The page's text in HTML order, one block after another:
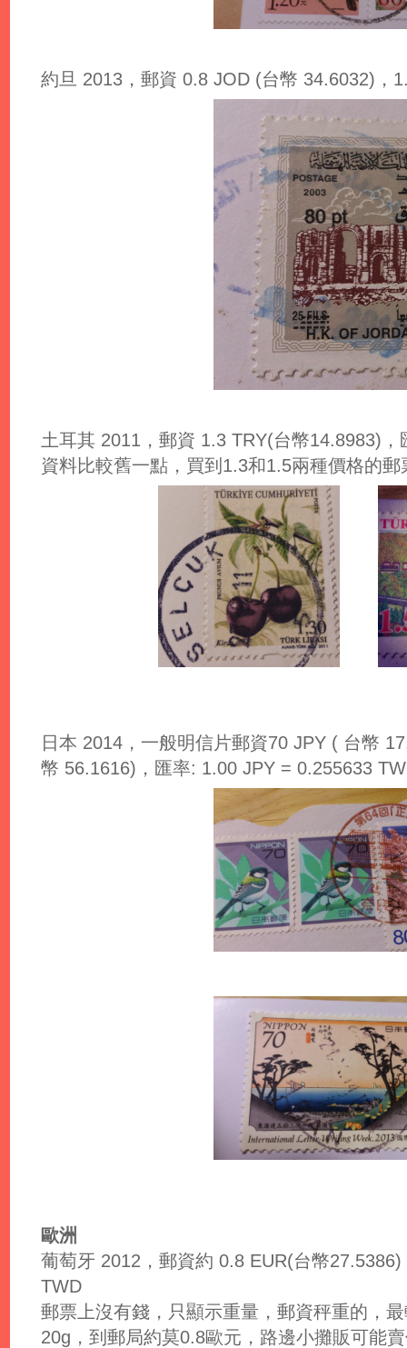
約旦 2013，郵資 0.8 JOD (台幣 34.6032)，
土耳其 2011，郵資 1.3 TRY(台幣14.8983)
資料比較舊一點，買到1.3和1.5兩種價格的郵
日本 2014，一般明信片郵資70 JPY ( 台幣
幣 56.1616)，匯率: 1.00 JPY = 0.255633
歐洲
葡萄牙 2012，郵資約 0.8 EUR(台幣
TWD
郵票上沒有錢，只顯示重量，郵資秤重的，
20g，到郵局約莫0.8歐元，路邊小攤販可能